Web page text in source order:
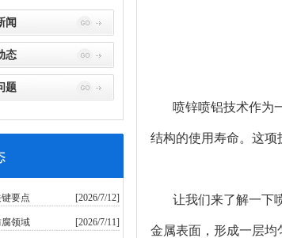
闻
态
题
要点 [2026/7/12]
领域 [2026/7/11]
喷锌喷铝技术作为
结构的使用寿命。这项
让我们来了解一下喷
金属表面，形成一层